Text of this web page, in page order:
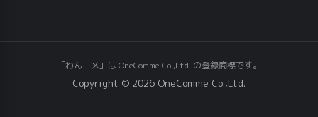
「わんコメ」は OneComme Co.,Ltd. の登録商標です。
Copyright © 2026 OneComme Co.,Ltd.